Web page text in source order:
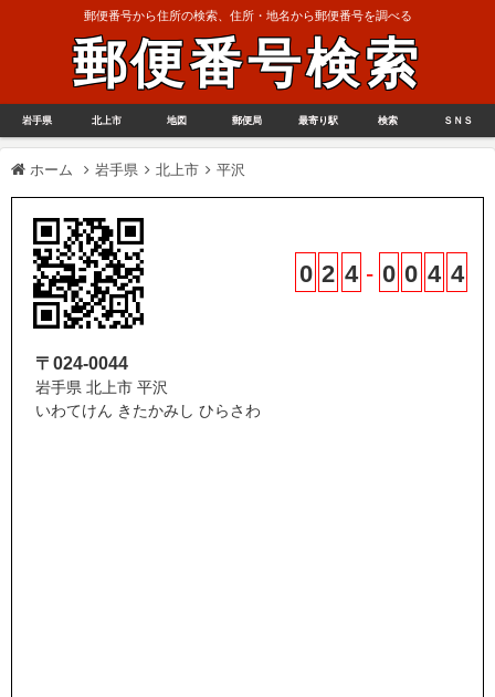
郵便番号から住所の検索、住所・地名から郵便番号を調べる
郵便番号検索
岩手県 北上市 地図 郵便局 最寄り駅 検索 ＳＮＳ
ホーム 岩手県 北上市 平沢
0 2 4 - 0 0 4 4
〒024-0044
岩手県 北上市 平沢
いわてけん きたかみし ひらさわ